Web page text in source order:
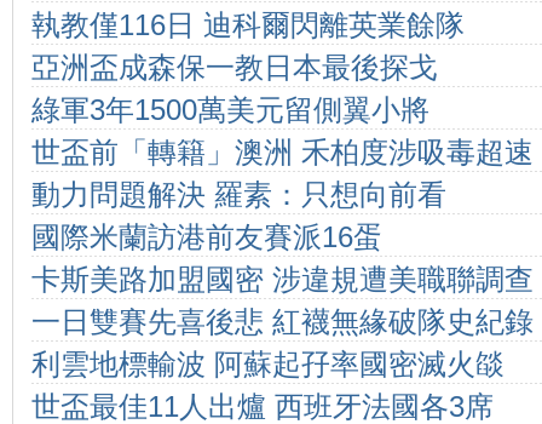
執教僅116日 迪科爾閃離英業餘隊
亞洲盃成森保一教日本最後探戈
綠軍3年1500萬美元留側翼小將
世盃前「轉籍」澳洲 禾柏度涉吸毒超速
動力問題解決 羅素：只想向前看
國際米蘭訪港前友賽派16蛋
卡斯美路加盟國密 涉違規遭美職聯調查
一日雙賽先喜後悲 紅襪無緣破隊史紀錄
利雲地標輸波 阿蘇起孖率國密滅火燄
世盃最佳11人出爐 西班牙法國各3席